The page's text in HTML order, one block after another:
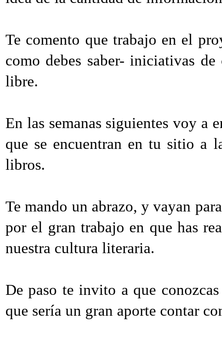
Te comento que trabajo en el
como debes saber- iniciativas
libre.
En las semanas siguientes voy a
que se encuentran en tu sitio a
libros.
Te mando un abrazo, y vayan
por el gran trabajo en que has
nuestra cultura literaria.
De paso te invito a que
que sería un gran aporte contar